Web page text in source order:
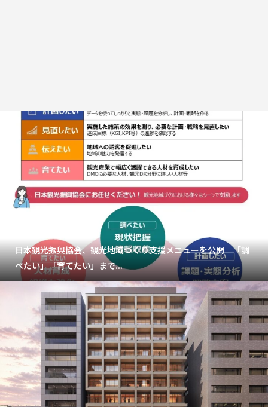
日本観光振興協会、観光地域づくり支援メニューを公開 「調
べたい」「育てたい」まで...